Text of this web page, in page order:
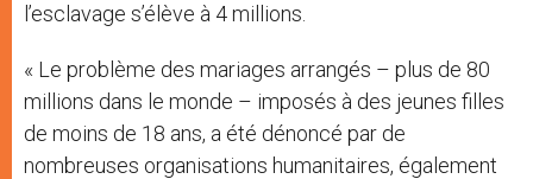
l’esclavage s’élève à 4 millions.
« Le problème des mariages arrangés – plus de 80
millions dans le monde – imposés à des jeunes filles
de moins de 18 ans, a été dénoncé par de
nombreuses organisations humanitaires, également